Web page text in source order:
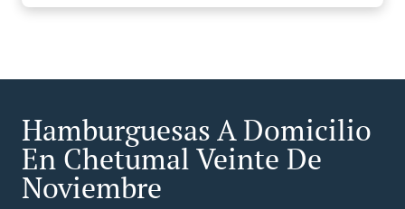
Hamburguesas A Domicilio
En Chetumal Veinte De
Noviembre